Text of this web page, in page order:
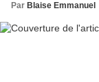
Par Blaise Emmanuel